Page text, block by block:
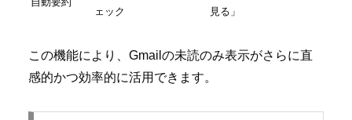
ェック
見る」
この機能により、Gmailの未読のみ表示がさらに直
感的かつ効率的に活用できます。